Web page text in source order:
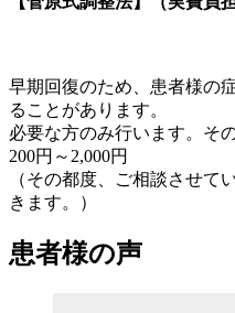
早期回復のため、患者様の
ることがあります。
必要な方のみ行います。そ
200円～2,000円
（その都度、ご相談させて
きます。）
患者様の声